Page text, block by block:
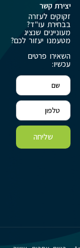
יצירת קשר
זקוקים לעזרה
בבחירת עו"ד?
מעוניינים שנציג
מטעמנו יעזור לכם?
השאירו פרטים
עכשיו:
שליחה